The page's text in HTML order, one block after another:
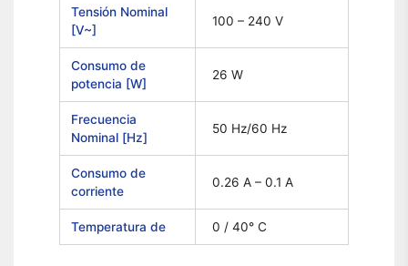
Tensión Nominal
[V~]
100 – 240 V
Consumo de
potencia [W]
26 W
Frecuencia
Nominal [Hz]
50 Hz/60 Hz
Consumo de
corriente
0.26 A – 0.1 A
Temperatura de 0 / 40° C